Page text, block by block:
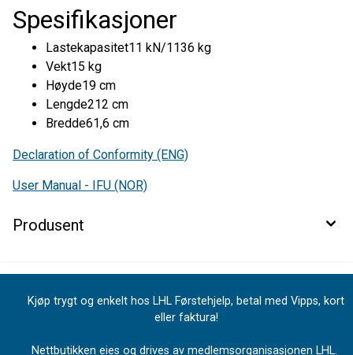
Spesifikasjoner
Lastekapasitet11 kN/1136 kg
Vekt15 kg
Høyde19 cm
Lengde212 cm
Bredde61,6 cm
Declaration of Conformity (ENG)
User Manual - IFU (NOR)
Produsent
Kjøp trygt og enkelt hos LHL Førstehjelp, betal med Vipps, kort
eller faktura!
Nettbutikken eies og drives av medlemsorganisasjonen LHL.